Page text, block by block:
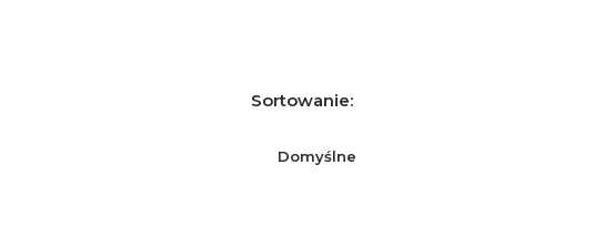
Sortowanie:
Domyślne